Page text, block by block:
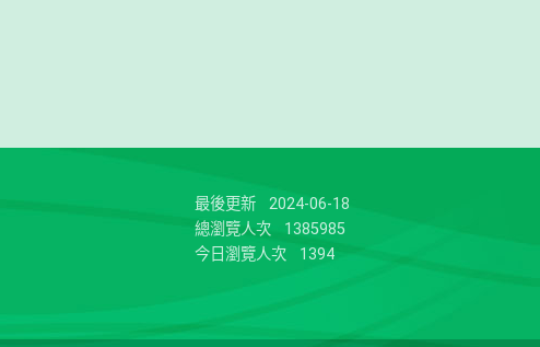
最後更新
2024-06-18
總瀏覽人次
1385985
今日瀏覽人次
1394